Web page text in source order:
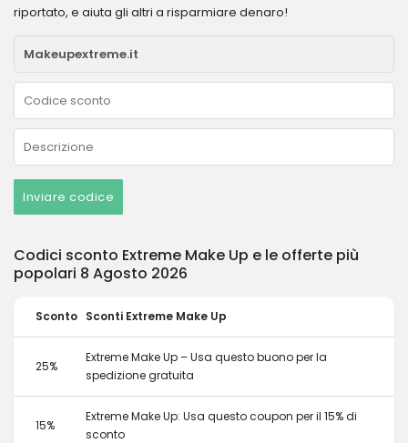
riportato, e aiuta gli altri a risparmiare denaro!
Inviare codice
Codici sconto Extreme Make Up e le offerte più
popolari 8 Agosto 2026
Sconto Sconti Extreme Make Up
25%
Extreme Make Up – Usa questo buono per la
spedizione gratuita
15%
Extreme Make Up: Usa questo coupon per il 15% di
sconto